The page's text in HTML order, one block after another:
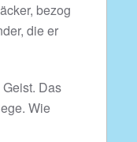
bezog
die er
Das
Wie